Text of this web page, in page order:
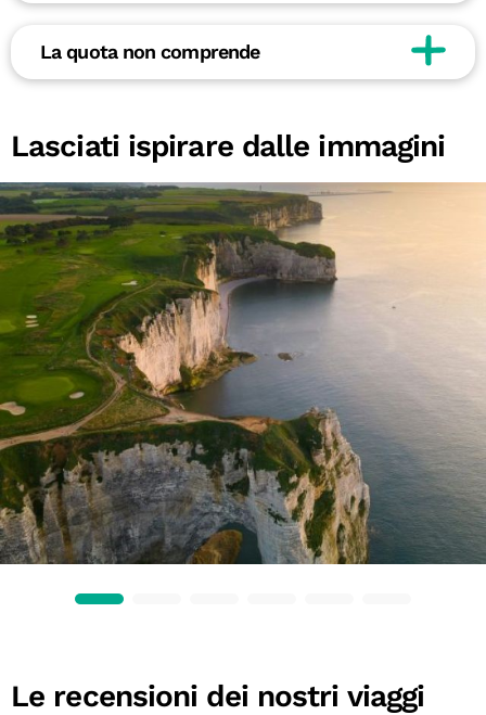
La quota non comprende
Lasciati ispirare dalle immagini
Le recensioni dei nostri viaggi